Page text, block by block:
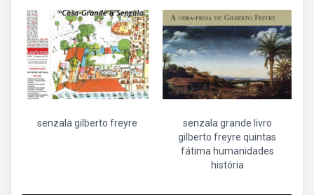
senzala gilberto freyre
senzala grande livro
gilberto freyre quintas
fátima humanidades
história